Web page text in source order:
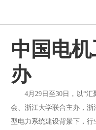
中国电
办
4月29日至30日，以“汇
会、浙江大学联合主办，
型电力系统建设背景下，